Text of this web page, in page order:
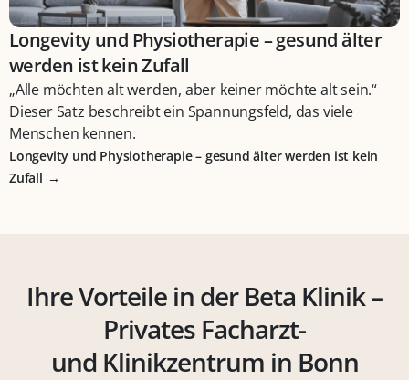
Longevity und Physiotherapie – gesund älter
werden ist kein Zufall
„Alle möchten alt werden, aber keiner möchte alt sein.“
Dieser Satz beschreibt ein Spannungsfeld, das viele
Menschen kennen.
Longevity und Physiotherapie – gesund älter werden ist kein
Zufall
Ihre Vorteile in der Beta Klinik –
Privates Facharzt-
und Klinikzentrum in Bonn